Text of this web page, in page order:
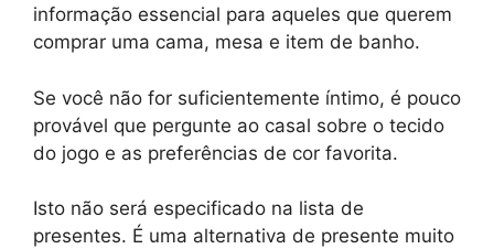
informação essencial para aqueles que querem
comprar uma cama, mesa e item de banho.
Se você não for suficientemente íntimo, é pouco
provável que pergunte ao casal sobre o tecido
do jogo e as preferências de cor favorita.
Isto não será especificado na lista de
presentes. É uma alternativa de presente muito